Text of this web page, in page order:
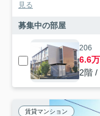
見る
募集中の部屋
206
6.6
2階 /
賃貸マンション